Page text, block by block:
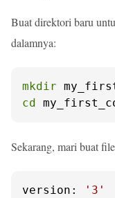
Buat direktori baru
dalamnya:
mkdir
cd
Sekarang, mari buat
version:
'3'